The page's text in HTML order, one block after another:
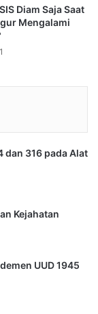
Diam Saja Saat
Mengalami
dan 316 pada Alat
Kejahatan
UUD 1945